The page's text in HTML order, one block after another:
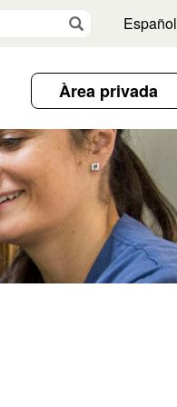
Español
Àrea privada